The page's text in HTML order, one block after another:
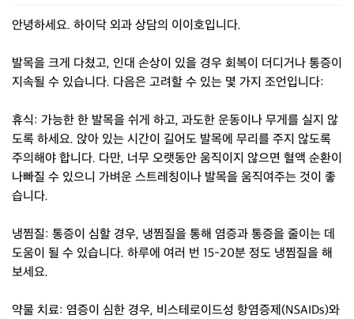
안녕하세요. 하이닥 외과 상담의 이이호입니다.
발목을 크게 다쳤고, 인대 손상이 있을 경우 회복이 더디거나 통증이
지속될 수 있습니다. 다음은 고려할 수 있는 몇 가지 조언입니다:
휴식: 가능한 한 발목을 쉬게 하고, 과도한 운동이나 무게를 실지 않
도록 하세요. 앉아 있는 시간이 길어도 발목에 무리를 주지 않도록
주의해야 합니다. 다만, 너무 오랫동안 움직이지 않으면 혈액 순환이
나빠질 수 있으니 가벼운 스트레칭이나 발목을 움직여주는 것이 좋
습니다.
냉찜질: 통증이 심할 경우, 냉찜질을 통해 염증과 통증을 줄이는 데
도움이 될 수 있습니다. 하루에 여러 번 15-20분 정도 냉찜질을 해
보세요.
약물 치료: 염증이 심한 경우, 비스테로이드성 항염증제(NSAIDs)와